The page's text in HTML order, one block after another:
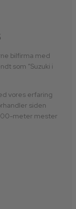
bilfirma med
som ”Suzuki i
vores erfaring
siden
meter mester